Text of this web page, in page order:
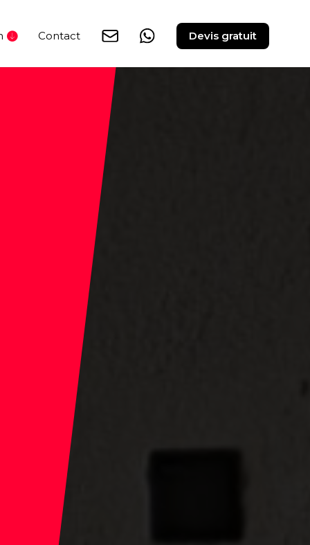
Contact Devis gratuit